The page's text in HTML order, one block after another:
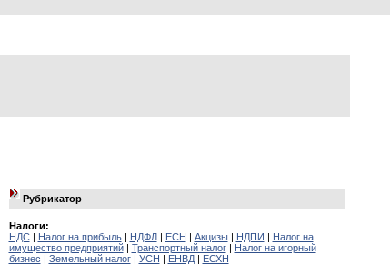
Рубрикатор
Налоги:
НДС| Налог на прибыль| НДФЛ| ЕСН | Акцизы| НДПИ | Налог на
имущество предприятий| Транспортный налог| Налог на игорный
бизнес | Земельный налог| УСН | ЕНВД| ЕСХН